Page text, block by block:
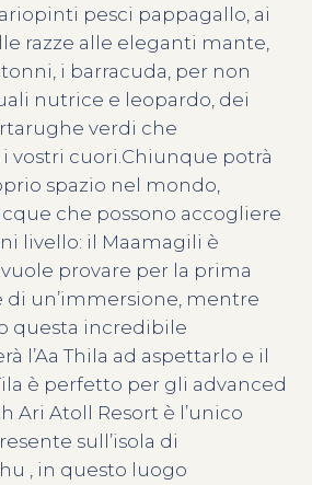
pesci pappagallo, ai
razze alle eleganti mante,
i barracuda, per non
nutrice e leopardo, dei
verdi che
vostri cuori.Chiunque potrà
spazio nel mondo,
che possono accogliere
livello: il Maamagili è
provare per la prima
di un’immersione, mentre
questa incredibile
l’Aa Thila ad aspettarlo e il
è perfetto per gli advanced
Ari Atoll Resort è l’unico
sull’isola di
, in questo luogo